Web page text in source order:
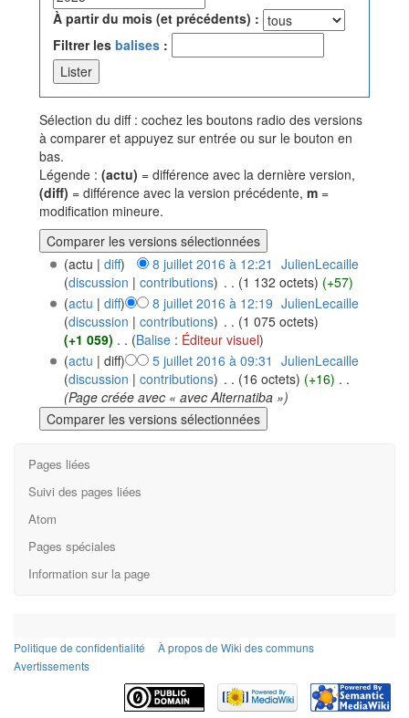
À partir du mois (et précédents) :
Filtrer les balises :
Sélection du diff : cochez les boutons radio des versions
à comparer et appuyez sur entrée ou sur le bouton en
bas.
Légende : (actu) = différence avec la dernière version,
(diff) = différence avec la version précédente, m =
modification mineure.
(actu | diff) 8 juillet 2016 à 12:21
JulienLecaille
(discussion | contributions) . . (1 132 octets) (+57)
(actu | diff) 8 juillet 2016 à 12:19 JulienLecaille
(discussion | contributions) . . (1 075 octets)
(+1 059) . . (Balise: Éditeur visuel)
(actu | diff) 5 juillet 2016 à 09:31
JulienLecaille
(discussion | contributions) . . (16 octets) (+16) . .
(Page créée avec « avec Alternatiba »)
Pages liées
Suivi des pages liées
Atom
Pages spéciales
Information sur la page
Politique de confidentialité
À propos de Wiki des communs
Avertissements